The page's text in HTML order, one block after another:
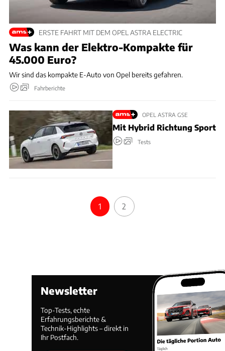
ERSTE FAHRT MIT DEM OPEL ASTRA ELECTRIC
Was kann der Elektro-Kompakte für
45.000 Euro?
Wir sind das kompakte E-Auto von Opel bereits gefahren.
Fahrberichte
OPEL ASTRA GSE
Mit Hybrid Richtung Sport
Tests
1 2
Newsletter
Top-Tests, echte
Erfahrungsberichte &
Technik-Highlights – direkt in
Ihr Postfach.